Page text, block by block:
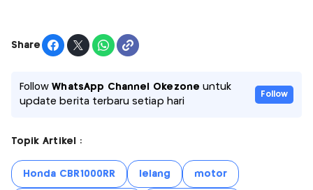
Share
FollowWhatsApp Channel Okezone untuk
update berita terbaru setiap hari
Follow
Topik Artikel :
Honda CBR1000RR lelang motor